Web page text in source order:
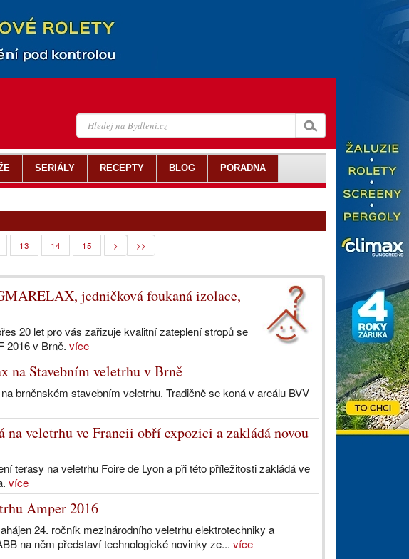
13 14 15 > >>
jedničková foukaná izolace,
20 let pro vás zařizuje kvalitní zateplení stropů se
2016 v Brně. více
na Stavebním veletrhu v Brně
brněnském stavebním veletrhu. Tradičně se koná v areálu BVV
veletrhu ve Francii obří expozici a zakládá novou
terasy na veletrhu Foire de Lyon a při této příležitosti zakládá ve
více
Amper 2016
24. ročník mezinárodního veletrhu elektrotechniky a
na něm představí technologické novinky ze... více
SERIÁLY RECEPTY BLOG PORADNA